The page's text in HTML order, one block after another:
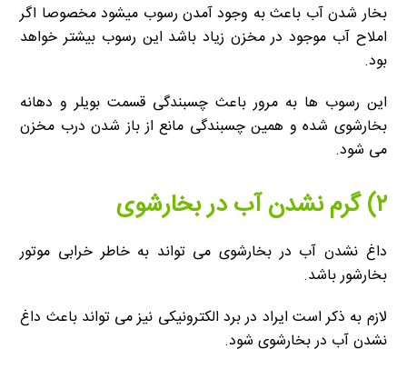
بخار شدن آب باعث به وجود آمدن رسوب میشود مخصوصا اگر
املاح آب موجود در مخزن زیاد باشد این رسوب بیشتر خواهد
بود.
این رسوب ها به مرور باعث چسبندگی قسمت بویلر و دهانه
بخارشوی شده و همین چسبندگی مانع از باز شدن درب مخزن
می شود.
۲) گرم نشدن آب در بخارشوی
داغ نشدن آب در بخارشوی می تواند به خاطر خرابی موتور
بخارشور باشد.
لازم به ذکر است ایراد در برد الکترونیکی نیز می تواند باعث داغ
نشدن آب در بخارشوی شود.